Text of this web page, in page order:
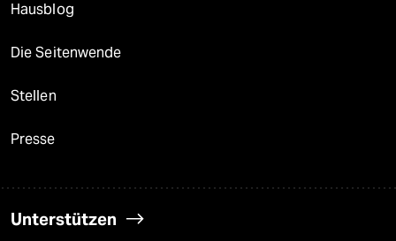
Hausblog
Die Seitenwende
Stellen
Presse
Unterstützen